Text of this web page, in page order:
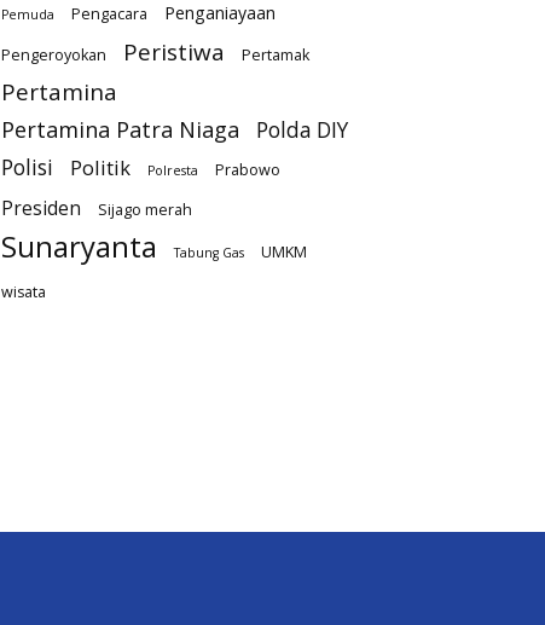
Pemuda Pengacara Penganiayaan
Pengeroyokan Peristiwa Pertamak
Pertamina
Pertamina Patra Niaga
Polda DIY
Polisi
Politik Polresta Prabowo
Presiden Sijago merah
Sunaryanta Tabung Gas
UMKM
wisata